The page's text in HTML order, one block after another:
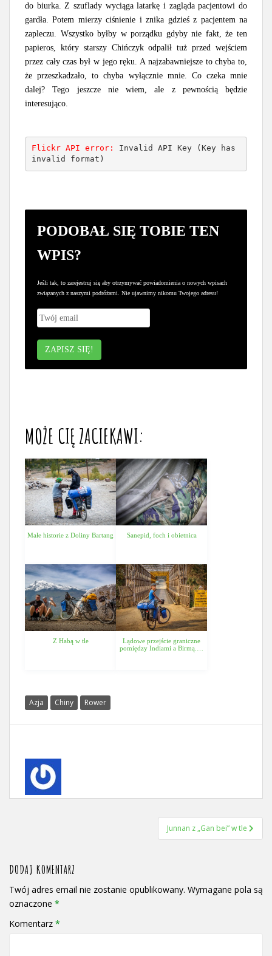
do biurka. Z szuflady wyciąga latarkę i zagląda pacjentowi do
gardła. Potem mierzy ciśnienie i znika gdzieś z pacjentem na
zapleczu. Wszystko byłby w porządku gdyby nie fakt, że ten
papieros, który starszy Chińczyk odpalił tuż przed wejściem
przez cały czas był w jego ręku. A najzabawniejsze to chyba to,
że przeszkadzało, to chyba wyłącznie mnie. Co czeka mnie
dalej? Tego jeszcze nie wiem, ale z pewnością będzie
interesująco.
Flickr API error: Invalid API Key (Key has
invalid format)
PODOBAŁ SIĘ TOBIE TEN
WPIS?
Jeśli tak, to zarejestruj się aby otrzymywać powiadomienia o nowych wpisach
związanych z naszymi podróżami. Nie ujawnimy nikomu Twojego adresu!
MOŻE CIĘ ZACIEKAWI:
Małe historie z Doliny Bartang Sanepid, foch i obietnica
Z Habą w tle
Lądowe przejście graniczne
pomiędzy Indiami a Birmą.…
Azja Chiny Rower
Junnan z „Gan bei” w tle
DODAJ KOMENTARZ
Twój adres email nie zostanie opublikowany. Wymagane pola są
oznaczone *
Komentarz *